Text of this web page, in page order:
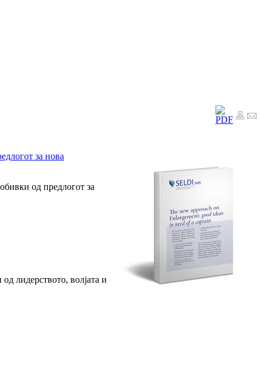
за нова
од предлогот за
лидерството, волјата и